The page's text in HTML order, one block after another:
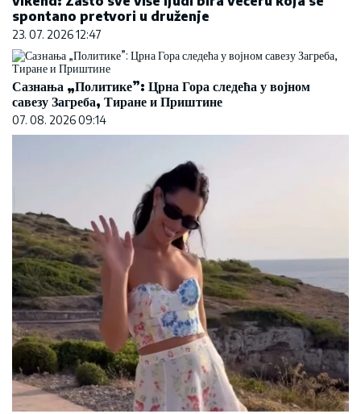
spontano pretvori u druženje
23. 07. 2026 12:47
Сазнања „Политике”: Црна Гора следећа у војном
савезу Загреба, Тиране и Приштине
07. 08. 2026 09:14